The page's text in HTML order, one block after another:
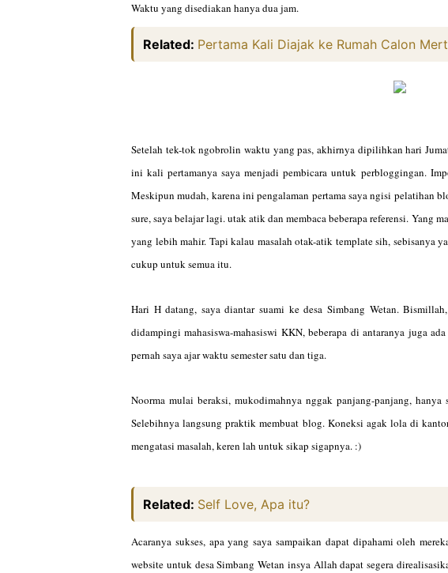
Waktu yang disediakan hanya dua jam.
Related: Pertama Kali Diajak ke Rumah Calon
Setelah tek-tok ngobrolin waktu yang pas, akhirnya dipilihkan hari
ini kali pertamanya saya menjadi pembicara untuk perbloggingan.
Meskipun mudah, karena ini pengalaman pertama saya ngisi pelatihan
sure, saya belajar lagi. utak atik dan membaca beberapa referensi. Yang
yang lebih mahir. Tapi kalau masalah otak-atik template sih, sebisanya
cukup untuk semua itu.
Hari H datang, saya diantar suami ke desa Simbang Wetan.
didampingi mahasiswa-mahasiswi KKN, beberapa di antaranya juga
pernah saya ajar waktu semester satu dan tiga.
Noorma mulai beraksi, mukodimahnya nggak panjang-panjang,
Selebihnya langsung praktik membuat blog. Koneksi agak lola di
mengatasi masalah, keren lah untuk sikap sigapnya. :)
Related: Self Love, Apa itu?
Acaranya sukses, apa yang saya sampaikan dapat dipahami oleh
website untuk desa Simbang Wetan insya Allah dapat segera